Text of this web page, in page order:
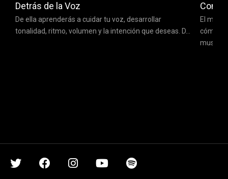
Detrás de la Voz
De ella aprenderás a cuidar tu voz, desarrollar
tonalidad, ritmo, volumen y la intención que deseas. D...
El
cómo